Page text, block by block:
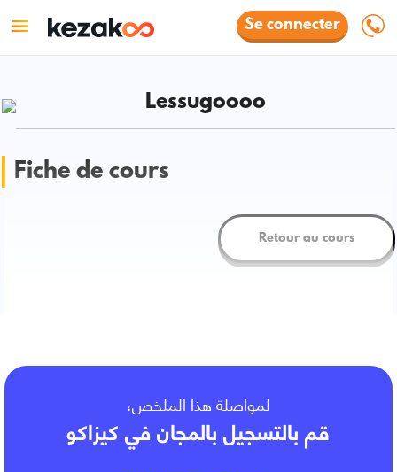
Se connecter
Lessugoooo
Fiche de cours
Retour au cours
لمواصلة هذا الملخص،
قم بالتسجيل بالمجان في كيزاكو